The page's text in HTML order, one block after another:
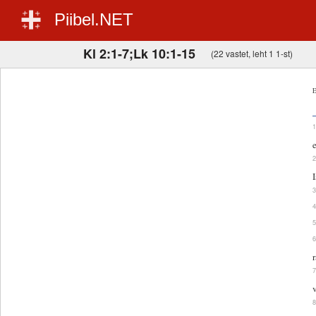
Piibel.NET
Kl 2:1-7;Lk 10:1-15 (22 vastet, leht 1 1-st)
1
2
3
4
5
6
7
8